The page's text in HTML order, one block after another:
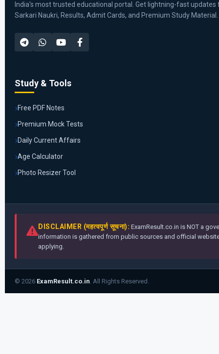
India's most trusted educational portal. Get lightning-fast updates
Sarkari Naukri, Results, Admit Cards, and Premium Study Material.
Study & Tools
Free PDF Notes
Premium Mock Tests
Daily Current Affairs
Age Calculator
Photo Resizer Tool
DISCLAIMER (महत्वपूर्ण सूचना): ExamResult.co.in is NOT a
information is gathered from public sources and official
applying.
© 2026 ExamResult.co.in. All Rights Reserved.